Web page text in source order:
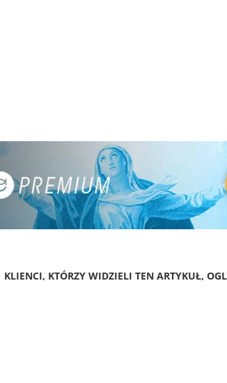
KLIENCI, KTÓRZY WIDZIELI TEN ARTYKUŁ,